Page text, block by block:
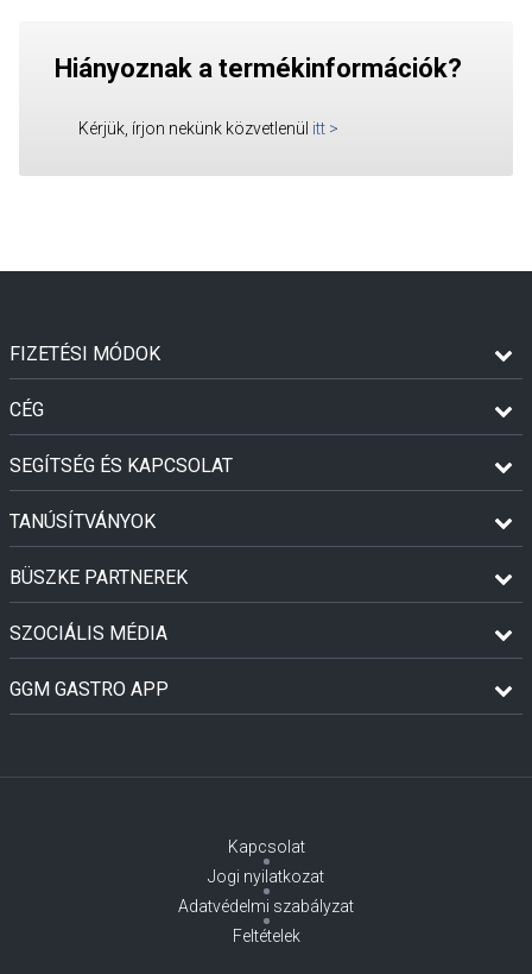
Hiányoznak a termékinformációk?
Kérjük, írjon nekünk közvetlenül itt >
FIZETÉSI MÓDOK
CÉG
SEGÍTSÉG ÉS KAPCSOLAT
TANÚSÍTVÁNYOK
BÜSZKE PARTNEREK
SZOCIÁLIS MÉDIA
GGM GASTRO APP
Kapcsolat
Jogi nyilatkozat
Adatvédelmi szabályzat
Feltételek